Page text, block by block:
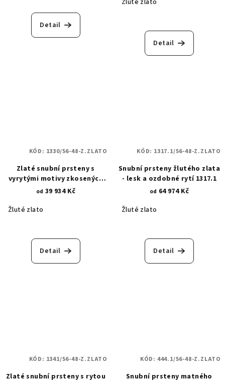
Detail
Žluté zlato
Detail
Zlaté snubní prsteny s
vyrytými motivy zkosených
linií a květin 1330
od 39 934 Kč
Žluté zlato
Detail
KÓD: 1330/56-48-Z.ZLATO
Snubní prsteny žlutého zlata
- lesk a ozdobné rytí 1317.1
od 64 974 Kč
Žluté zlato
Detail
KÓD: 1317.1/56-48-Z.ZLATO
Zlaté snubní prsteny s rytou
KÓD: 1341/56-48-Z.ZLATO
Snubní prsteny matného
KÓD: 444.1/56-48-Z.ZLATO